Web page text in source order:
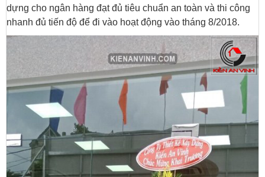
dựng cho ngân hàng đạt đủ tiêu chuẩn an toàn và thi công
nhanh đủ tiến độ để đi vào hoạt động vào tháng 8/2018.